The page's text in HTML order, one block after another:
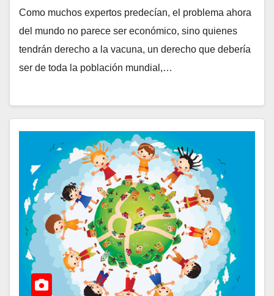
Como muchos expertos predecían, el problema ahora
del mundo no parece ser económico, sino quienes
tendrán derecho a la vacuna, un derecho que debería
ser de toda la población mundial,…